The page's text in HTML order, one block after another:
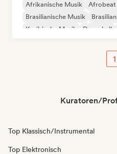
Afrikanische Musik
Brasilianische Musik
Karibische Musik
Dancehall
1
Kuratoren/
Top Klassisch/Instrumental
Top Elektronisch